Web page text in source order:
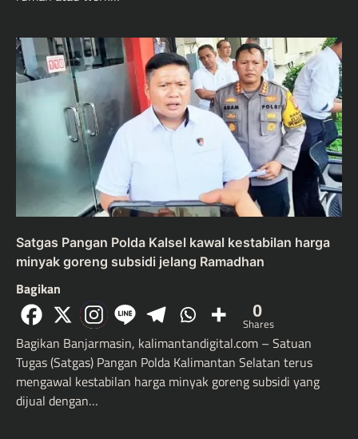
Satgas Pangan Polda Kalsel kawal kestabilan harga
minyak goreng subsidi jelang Ramadhan
Bagikan
0
Shares
Bagikan Banjarmasin, kalimantandigital.com – Satuan
Tugas (Satgas) Pangan Polda Kalimantan Selatan terus
mengawal kestabilan harga minyak goreng subsidi yang
dijual dengan…